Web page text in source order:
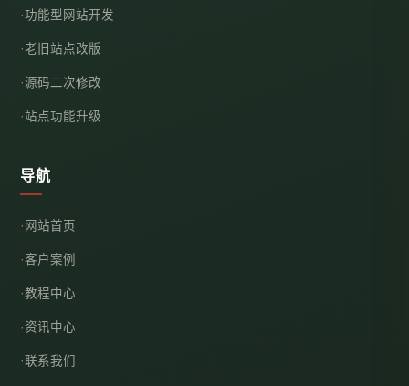
功能型网站开发
老旧站点改版
源码二次修改
站点功能升级
导航
网站首页
客户案例
教程中心
资讯中心
联系我们